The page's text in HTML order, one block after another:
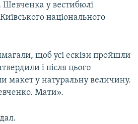
Шевченка у вестибюлі
національного
щоб усі ескізи пройшли
і після цього
макет у натуральну величину.
Мати».